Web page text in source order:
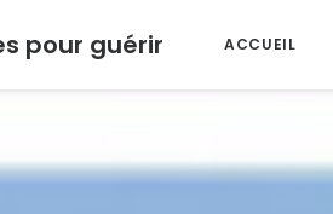
pour guérir ACCUEIL